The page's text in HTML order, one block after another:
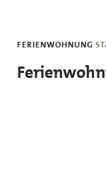
FERIENWOHNUNG